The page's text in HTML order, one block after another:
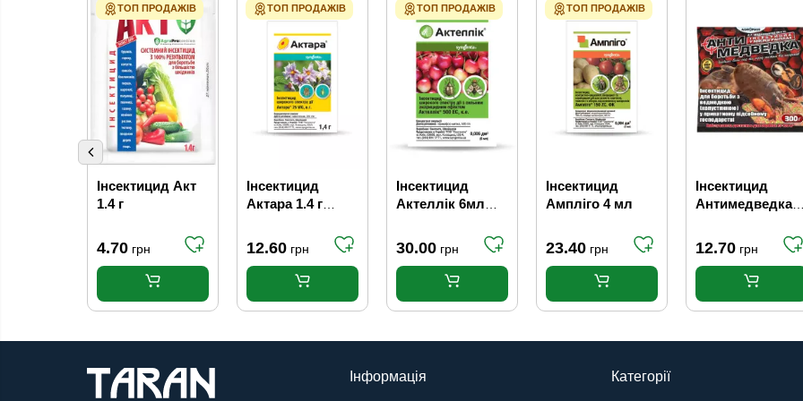
ТОП ПРОДАЖІВ
Інсектицид Акт
1.4 г
4.70 грн
ТОП ПРОДАЖІВ
Інсектицид
Актара 1.4 г
12.60 грн
ТОП ПРОДАЖІВ
Інсектицид
Актеллік 6мл
30.00 грн
ТОП ПРОДАЖІВ
Інсектицид
Ампліго 4 мл
23.40 грн
Інсектицид
Антимедведка
12.70 грн
Інформація Категорії